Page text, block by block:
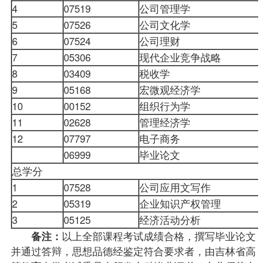
4
07519
公司管理学
5
07526
公司文化学
6
07524
公司理财
7
05306
现代企业竞争战略
8
03409
税收学
9
05168
宏微观经济学
10
00152
组织行为学
11
02628
管理经济学
12
07797
电子商务
06999
毕业论文
总学分
1
07528 公司应用文写作
2
05319
企业知识产权管理
3
05125
经济活动分析
备注： 以上全部课程考试成绩合格，撰写毕业论文
并通过答辩，思想品德经鉴定符合要求者，由吉林省高